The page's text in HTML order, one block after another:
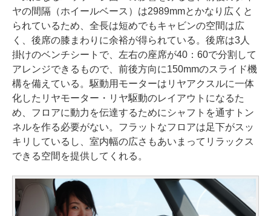
ヤの間隔（ホイールベース）は2989mmとかなり広くと
られているため、全長は短めでもキャビンの空間は広
く、後席の膝まわりに余裕が得られている。後席は3人
掛けのベンチシートで、左右の座席が40：60で分割して
アレンジできるもので、前後方向に150mmのスライド機
構を備えている。駆動用モーターはリヤアクスルに一体
化したリヤモーター・リヤ駆動のレイアウトになるた
め、フロアに動力を伝達するためにシャフトを通すトン
ネルを作る必要がない。フラットなフロアは足下がスッ
キリしているし、室内幅の広さもあいまってリラックス
できる空間を提供してくれる。